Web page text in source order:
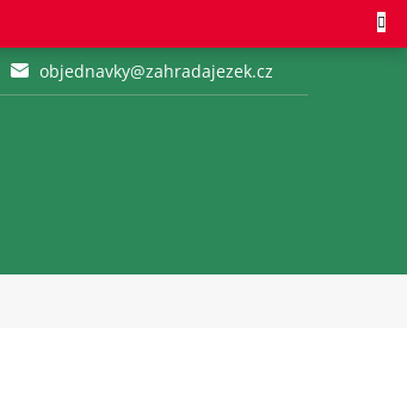
objednavky@zahradajezek.cz